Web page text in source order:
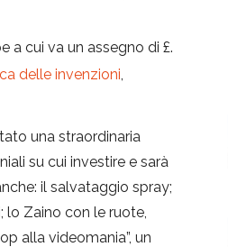
a cui va un assegno di £.
delle invenzioni,
una straordinaria
su cui investire e sarà
il salvataggio spray;
lo Zaino con le ruote,
alla videomania”, un